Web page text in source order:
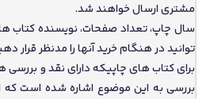
مشتری ارسال خواهند شد.
سال چاپ، تعداد صفحات، نویسنده کتاب
توانید در هنگام خرید آنها را مدنظر قرار
برای کتاب های چاپیکه دارای نقد و
بررسی به این موضوع اشاره شده است که